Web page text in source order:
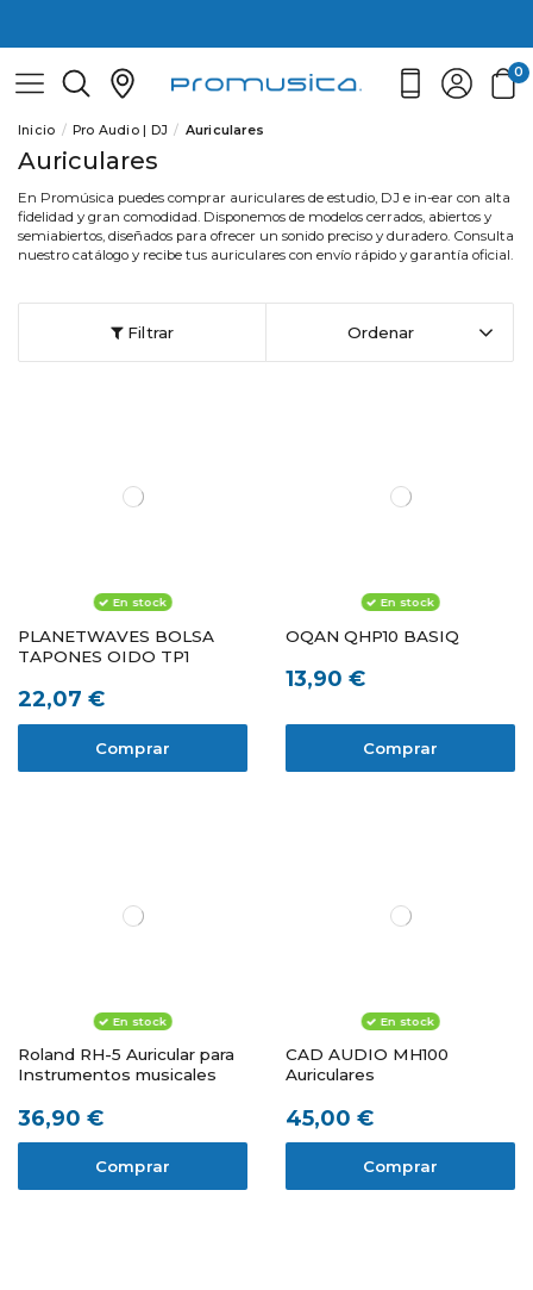
0
Inicio Pro Audio | DJ Auriculares
Auriculares
En Promúsica puedes comprar auriculares de estudio, DJ e in-ear con alta
fidelidad y gran comodidad. Disponemos de modelos cerrados, abiertos y
semiabiertos, diseñados para ofrecer un sonido preciso y duradero. Consulta
nuestro catálogo y recibe tus auriculares con envío rápido y garantía oficial.
Filtrar Ordenar
En stock
PLANETWAVES BOLSA
TAPONES OIDO TP1
22,07 €
Comprar
En stock
OQAN QHP10 BASIQ
13,90 €
Comprar
En stock
Roland RH-5 Auricular para
Instrumentos musicales
36,90 €
Comprar
En stock
CAD AUDIO MH100
Auriculares
45,00 €
Comprar